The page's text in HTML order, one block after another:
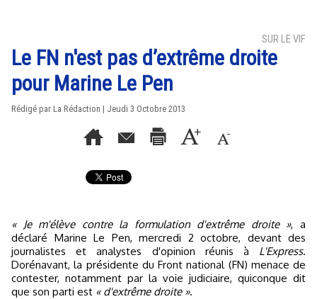
SUR LE VIF
Le FN n'est pas d’extrême droite
pour Marine Le Pen
Rédigé par La Rédaction | Jeudi 3 Octobre 2013
« Je m'élève contre la formulation d'extrême droite », a
déclaré Marine Le Pen, mercredi 2 octobre, devant des
journalistes et analystes d'opinion réunis à L'Express.
Dorénavant, la présidente du Front national (FN) menace de
contester, notamment par la voie judiciaire, quiconque dit
que son parti est « d'extrême droite ».